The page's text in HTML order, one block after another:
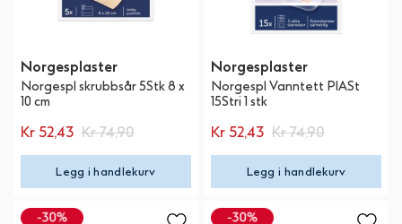
Norgesplaster
Norgespl skrubbsår 5Stk 8 x
10 cm
Kr 52,43 Kr 74,90
Legg i handlekurv
Norgesplaster
Norgespl Vanntett PlASt
15Stri 1 stk
Kr 52,43 Kr 74,90
Legg i handlekurv